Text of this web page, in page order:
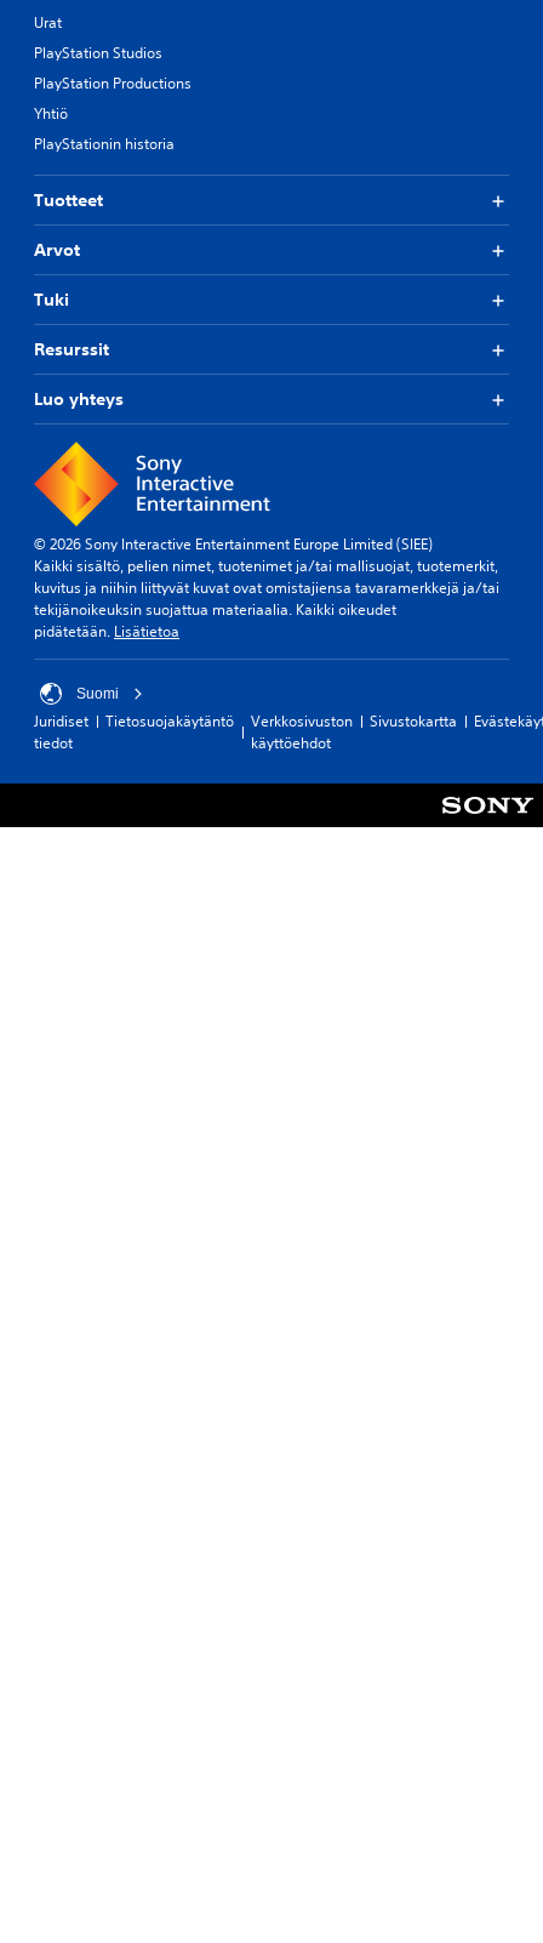
Urat
PlayStation Studios
PlayStation Productions
Yhtiö
PlayStationin historia
Tuotteet
Arvot
Tuki
Resurssit
Luo yhteys
© 2026 Sony Interactive Entertainment Europe Limited (SIEE)
Kaikki sisältö, pelien nimet, tuotenimet ja/tai mallisuojat, tuotemerkit,
kuvitus ja niihin liittyvät kuvat ovat omistajiensa tavaramerkkejä ja/tai
tekijänoikeuksin suojattua materiaalia. Kaikki oikeudet
pidätetään. Lisätietoa
Suomi
Juridiset
tiedot
Tietosuojakäytäntö
Verkkosivuston
käyttöehdot
Sivustokartta